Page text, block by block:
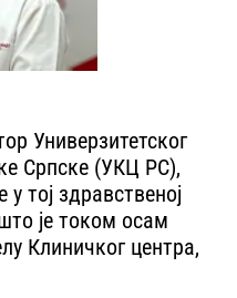
Универзитетског
Српске (УКЦ РС),
тој здравственој
је током осам
Клиничког центра,